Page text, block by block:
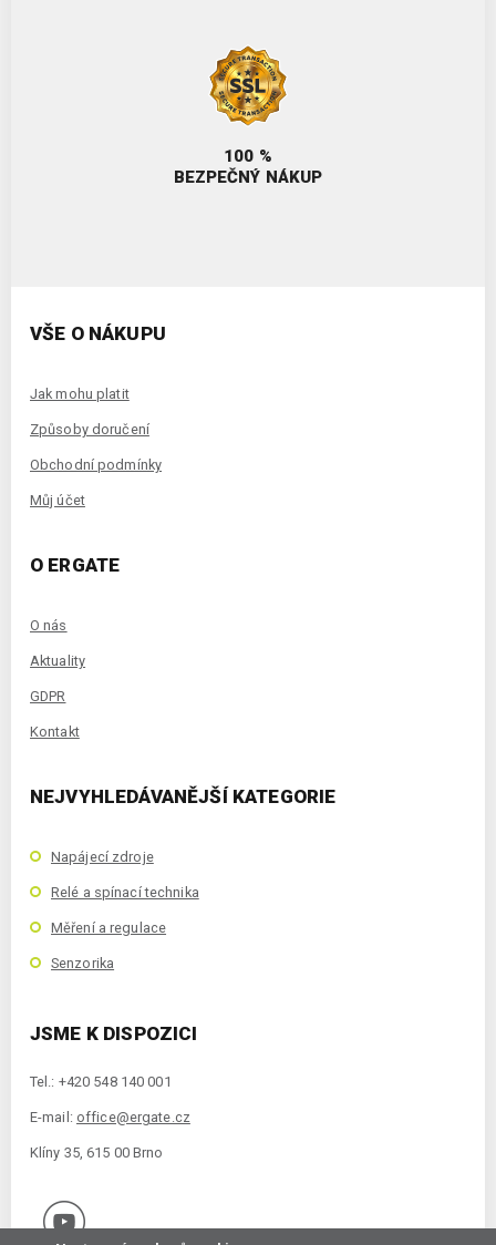
100 %
BEZPEČNÝ NÁKUP
VŠE O NÁKUPU
Jak mohu platit
Způsoby doručení
Obchodní podmínky
Můj účet
O ERGATE
O nás
Aktuality
GDPR
Kontakt
NEJVYHLEDÁVANĚJŠÍ KATEGORIE
Napájecí zdroje
Relé a spínací technika
Měření a regulace
Senzorika
JSME K DISPOZICI
Tel.: +420 548 140 001
E-mail: office@ergate.cz
Klíny 35, 615 00 Brno